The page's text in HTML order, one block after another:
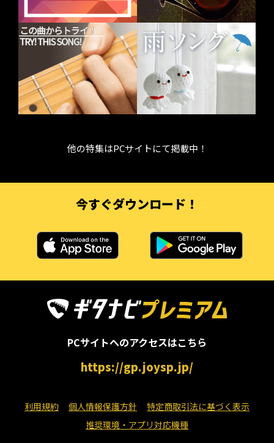
他の特集はPCサイトにて掲載中！
今すぐダウンロード！
PCサイトへのアクセスはこちら
https://gp.joysp.jp/
利用規約 個人情報保護方針
特定商取引法に基づく表示
推奨環境・アプリ対応機種